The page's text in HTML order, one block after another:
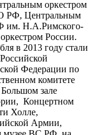
оркестром
РФ, Центральным
им. Н.А.Римского-
России.
в 2013 году стали
Федерации по
комитете
зале
Концертном
Холле,
Армии,